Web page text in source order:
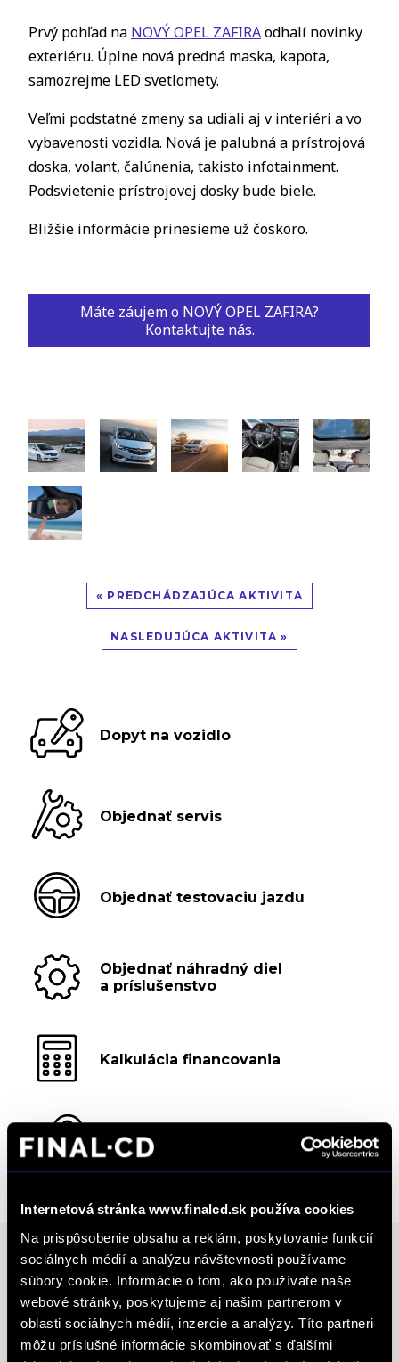
Internetová stránka www.finalcd.sk používa cookies
Na prispôsobenie obsahu a reklám, poskytovanie funkcií
sociálnych médií a analýzu návštevnosti používame
súbory cookie. Informácie o tom, ako používate naše
webové stránky, poskytujeme aj našim partnerom v
oblasti sociálnych médií, inzercie a analýzy. Títo partneri
môžu príslušné informácie skombinovať s ďalšími
Prvý pohľad na NOVÝ OPEL ZAFIRAodhalí novinky
exteriéru. Úplne nová predná maska, kapota,
samozrejme LED svetlomety.
Veľmi podstatné zmeny sa udiali aj v interiéri a vo
vybavenosti vozidla. Nová je palubná a prístrojová
doska, volant, čalúnenia, takisto infotainment.
Podsvietenie prístrojovej dosky bude biele.
Bližšie informácie prinesieme už čoskoro.
Máte záujem o NOVÝ OPEL ZAFIRA?
Kontaktujte nás.
« PREDCHÁDZAJÚCA AKTIVITA
NASLEDUJÚCA AKTIVITA »
Dopyt na vozidlo
Objednať servis
Objednať testovaciu jazdu
Objednať náhradný diel
a príslušenstvo
Kalkulácia financovania
Výkup vozidiel
Ocenenia
FINAL-CD získalo prestížny certifikát AAA Highest